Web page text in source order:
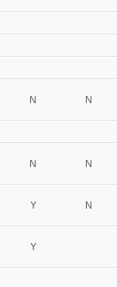
N
N
N
N
N
Y
Y